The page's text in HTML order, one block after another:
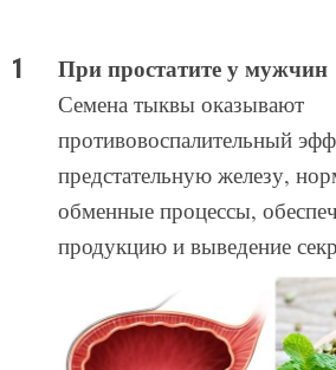
При простатите у мужчин
Семена тыквы оказывают
противовоспалительный
предстательную железу,
обменные процессы,
продукцию и выведение